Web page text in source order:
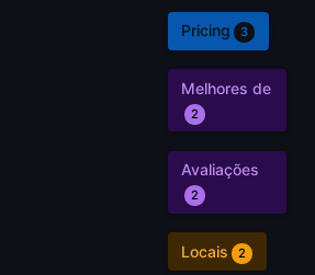
Pricing 3
Melhores de
2
Avaliações
2
Locais 2